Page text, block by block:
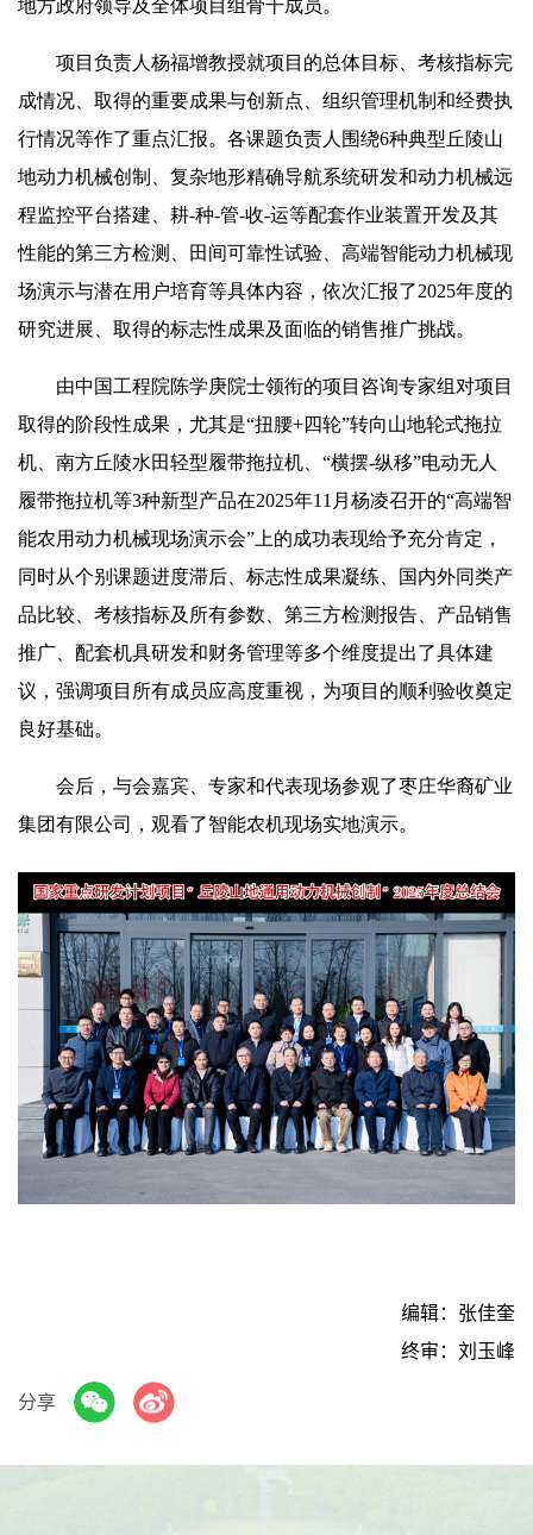
地方政府领导及全体项目组骨干成员。
项目负责人杨福增教授就项目的总体目标、考核指标完
成情况、取得的重要成果与创新点、组织管理机制和经费执
行情况等作了重点汇报。各课题负责人围绕6种典型丘陵山
地动力机械创制、复杂地形精确导航系统研发和动力机械远
程监控平台搭建、耕-种-管-收-运等配套作业装置开发及其
性能的第三方检测、田间可靠性试验、高端智能动力机械现
场演示与潜在用户培育等具体内容，依次汇报了2025年度的
研究进展、取得的标志性成果及面临的销售推广挑战。
由中国工程院陈学庚院士领衔的项目咨询专家组对项目
取得的阶段性成果，尤其是“扭腰+四轮”转向山地轮式拖拉
机、南方丘陵水田轻型履带拖拉机、“横摆-纵移”电动无人
履带拖拉机等3种新型产品在2025年11月杨凌召开的“高端智
能农用动力机械现场演示会”上的成功表现给予充分肯定，
同时从个别课题进度滞后、标志性成果凝练、国内外同类产
品比较、考核指标及所有参数、第三方检测报告、产品销售
推广、配套机具研发和财务管理等多个维度提出了具体建
议，强调项目所有成员应高度重视，为项目的顺利验收奠定
良好基础。
会后，与会嘉宾、专家和代表现场参观了枣庄华裔矿业
集团有限公司，观看了智能农机现场实地演示。
编辑：张佳奎
终审：刘玉峰
分享